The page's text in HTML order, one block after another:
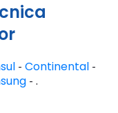
- Continental -
- .